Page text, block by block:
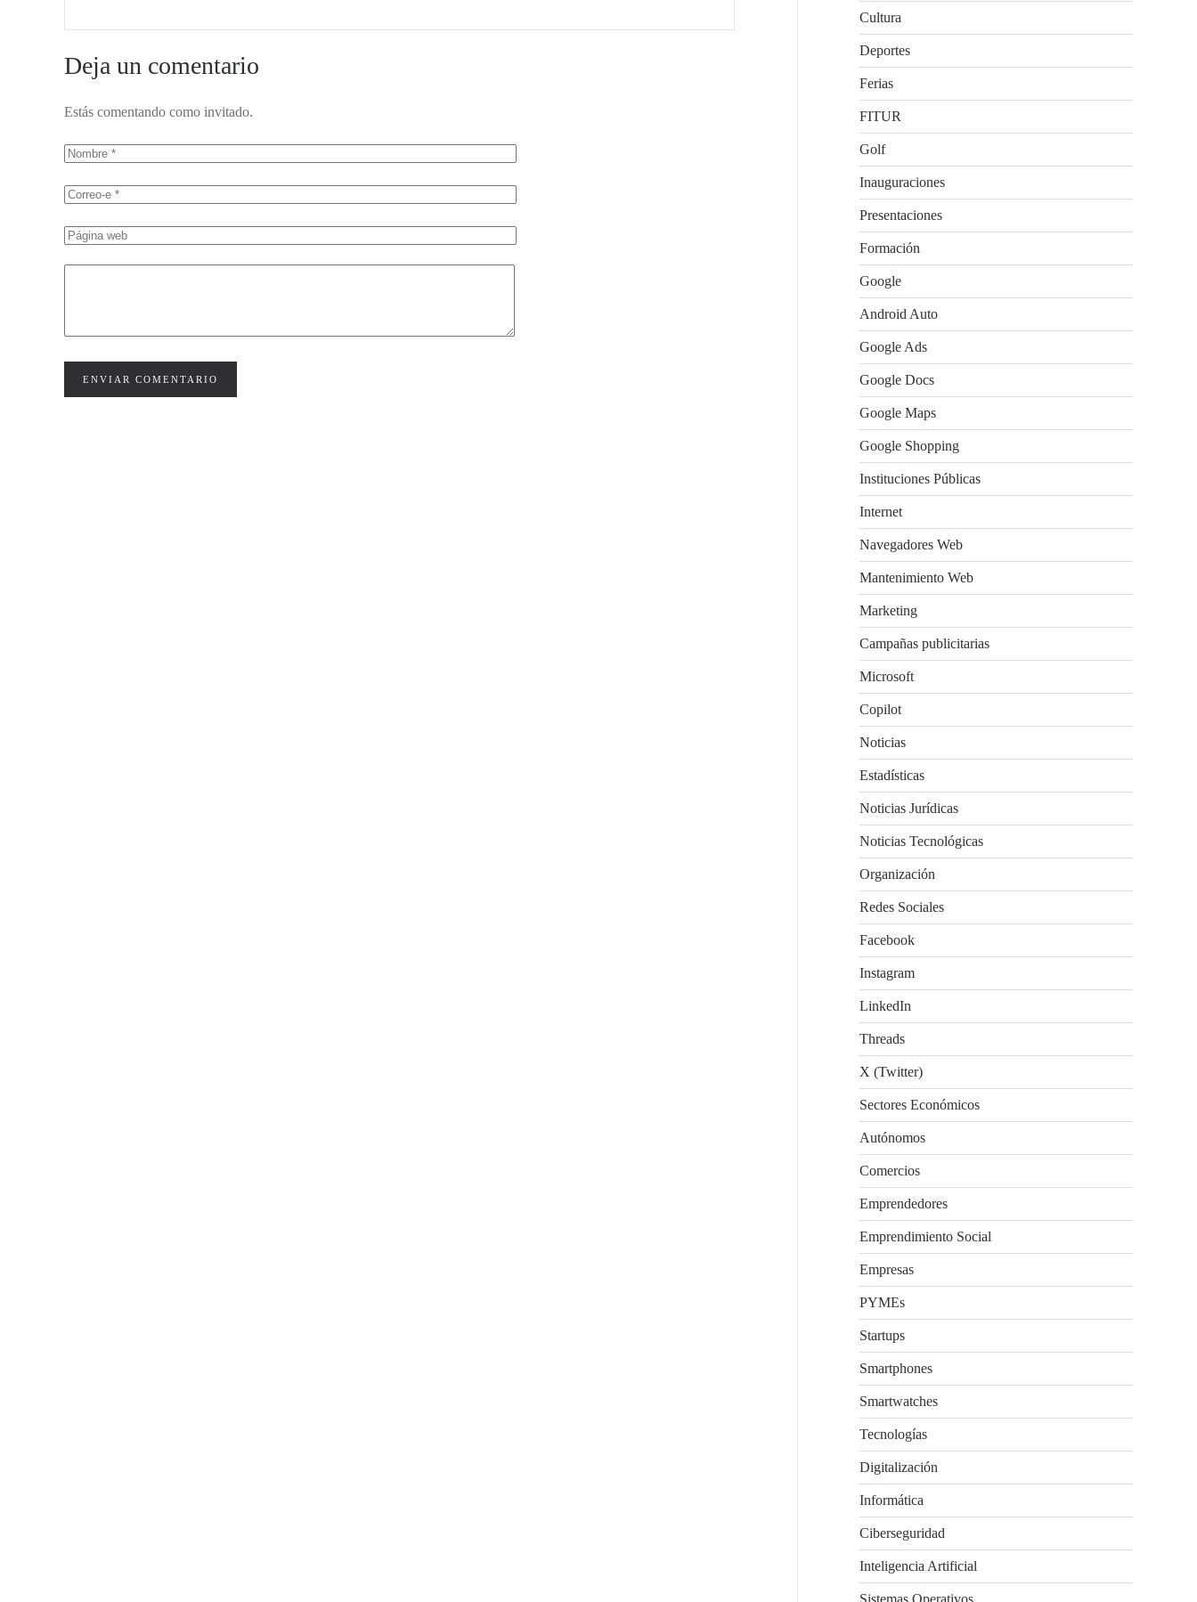
Deja un comentario
Estás comentando como invitado.
ENVIAR COMENTARIO
Cultura
Deportes
Ferias
FITUR
Golf
Inauguraciones
Presentaciones
Formación
Google
Android Auto
Google Ads
Google Docs
Google Maps
Google Shopping
Instituciones Públicas
Internet
Navegadores Web
Mantenimiento Web
Marketing
Campañas publicitarias
Microsoft
Copilot
Noticias
Estadísticas
Noticias Jurídicas
Noticias Tecnológicas
Organización
Redes Sociales
Facebook
Instagram
LinkedIn
Threads
X (Twitter)
Sectores Económicos
Autónomos
Comercios
Emprendedores
Emprendimiento Social
Empresas
PYMEs
Startups
Smartphones
Smartwatches
Tecnologías
Digitalización
Informática
Ciberseguridad
Inteligencia Artificial
Sistemas Operativos